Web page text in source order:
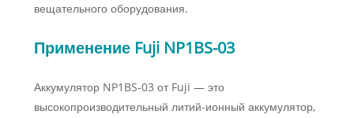
вещательного оборудования.
Применение Fuji NP1BS-03
Аккумулятор NP1BS-03 от Fuji — это
высокопроизводительный литий-ионный аккумулятор,